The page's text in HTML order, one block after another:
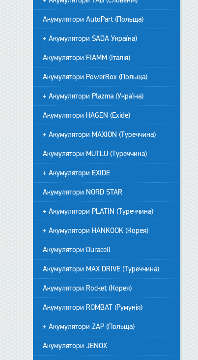
Акумулятори AutoPart (Польща)
+ Акумулятори SADA Україна)
Акумулятори FIAMM (Італія)
Акумулятори PowerBox (Польща)
+ Акумулятори Plazma (Україна)
Акумулятори HAGEN (Exide)
+ Акумулятори MAXION (Туреччина)
Акумулятори MUTLU (Туреччина)
+ Акумулятори EXIDE
Акумулятори NORD STAR
+ Акумулятори PLATIN (Туреччина)
+ Акумулятори HANKOOK (Корея)
Акумулятори Duracell
Акумулятори MAX DRIVE (Туреччина)
Акумулятори Rocket (Корея)
Акумулятори ROMBAT (Румунія)
+ Акумулятори ZAP (Польща)
Акумулятори JENOX